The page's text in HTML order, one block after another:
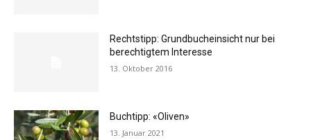
Rechtstipp: Grundbucheinsicht nur bei
berechtigtem Interesse
13. Oktober 2016
Buchtipp: «Oliven»
13. Januar 2021